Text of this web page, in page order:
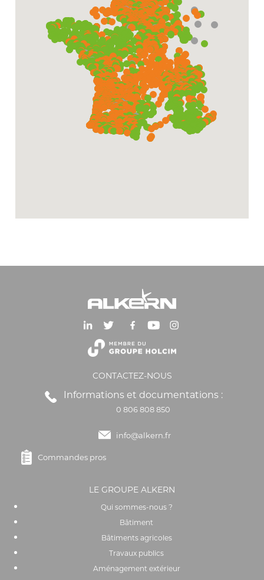
CONTACTEZ-NOUS
Informations et documentations :
0 806 808 850
info@alkern.fr
Commandes pros
LE GROUPE ALKERN
Qui sommes-nous ?
Bâtiment
Bâtiments agricoles
Travaux publics
Aménagement extérieur